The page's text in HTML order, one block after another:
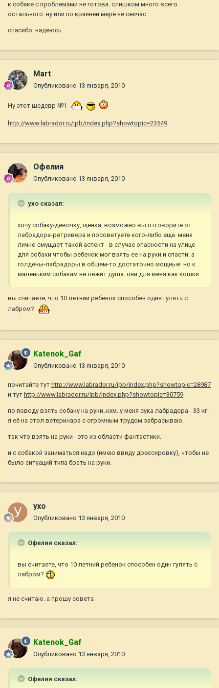
к собаке с проблемами не готова. слишком много всего
остального. ну или по крайней мере не сейчас.
спасибо. надеюсь
Mart
Опубликовано 13 января, 2010
Ну этот шедевр №1
http://www.labrador.ru/ipb/index.php?showtopic=23549
Офелия
Опубликовано 13 января, 2010
ухо сказал:
хочу собаку-девочку, щенка, возможно вы отговорите от
лабрадора-ретривера и посоветуете кого-либо еще. меня
лично смущает такой аспект - в случае опасности на улице
для собаки чтобы ребенок мог взять ее на руки и спасти. а
голдены-лабрадоры в общем-то достаточно мощные. но к
маленьким собакам не лежит душа. они для меня как кошки.
вы считаете, что 10 летний ребенок способен один гулять с
лабром?
Katenok_Gaf
Опубликовано 13 января, 2010
почитайте тут http://www.labrador.ru/ipb/index.php?showtopic=28987
и тут http://www.labrador.ru/ipb/index.php?showtopic=30759
по поводу взять собаку на руки..кхм..у меня сука лабрадора - 33 кг.
я её на стол ветеринара с огромным трудом забрасываю.
так что взять на руки - это из области фантастики.
и с собакой заниматься надо (имею ввиду дрессировку), чтобы не
было ситуаций типа брать на руки.
ухо
Опубликовано 13 января, 2010
Офелия сказал:
вы считаете, что 10 летний ребенок способен один гулять с
лабром?
я не считаю. а прошу совета
Katenok_Gaf
Опубликовано 13 января, 2010
Офелия сказал: